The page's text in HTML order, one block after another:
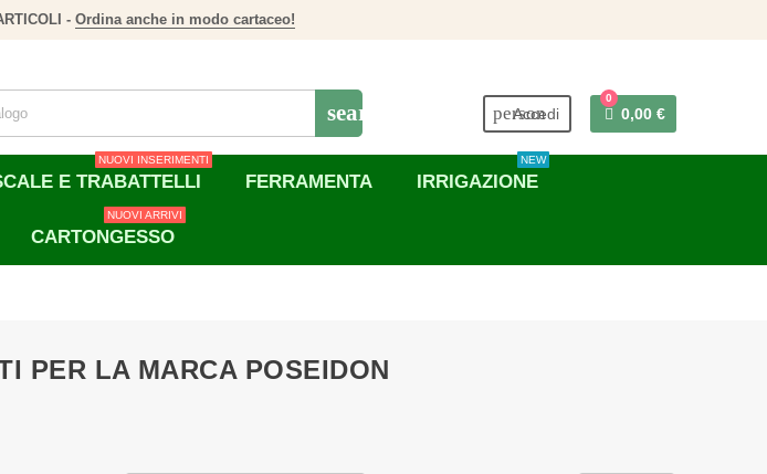
- Ordina anche in modo cartaceo!
search person
Accedi
0
0,00 €
E TRABATTELLI
NUOVI INSERIMENTI
FERRAMENTA IRRIGAZIONE
NEW
CARTONGESSO
NUOVI ARRIVI
PER LA MARCA POSEIDON